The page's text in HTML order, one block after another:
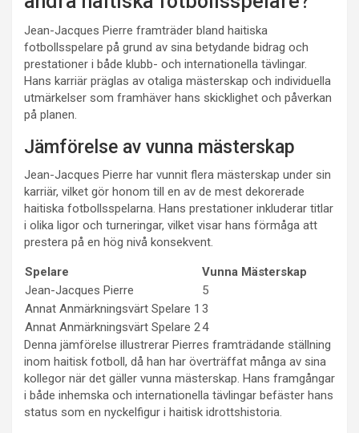
Jean-Jacques Pierre framträder bland haitiska
fotbollsspelare på grund av sina betydande bidrag och
prestationer i både klubb- och internationella tävlingar.
Hans karriär präglas av otaliga mästerskap och individuella
utmärkelser som framhäver hans skicklighet och påverkan
på planen.
Jämförelse av vunna mästerskap
Jean-Jacques Pierre har vunnit flera mästerskap under sin
karriär, vilket gör honom till en av de mest dekorerade
haitiska fotbollsspelarna. Hans prestationer inkluderar titlar
i olika ligor och turneringar, vilket visar hans förmåga att
prestera på en hög nivå konsekvent.
Spelare
Vunna Mästerskap
Jean-Jacques Pierre
5
Annat Anmärkningsvärt Spelare 1 3
Annat Anmärkningsvärt Spelare 24
Denna jämförelse illustrerar Pierres framträdande ställning
inom haitisk fotboll, då han har överträffat många av sina
kollegor när det gäller vunna mästerskap. Hans framgångar
i både inhemska och internationella tävlingar befäster hans
status som en nyckelfigur i haitisk idrottshistoria.